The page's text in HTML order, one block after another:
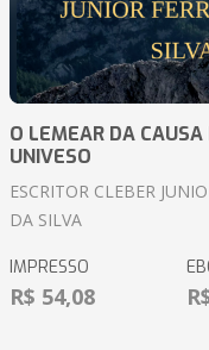
O LEMEAR DA CAUSA
UNIVESO
ESCRITOR CLEBER
DA SILVA
IMPRESSO
R$ 54,08